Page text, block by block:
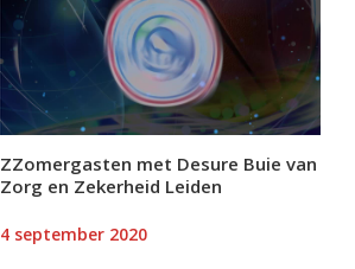
ZZomergasten met Desure Buie van
Zorg en Zekerheid Leiden
4 september 2020